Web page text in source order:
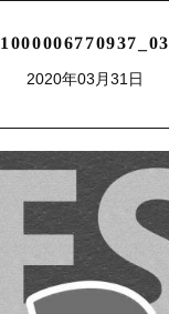
1000006770937_03
2020年03月31日